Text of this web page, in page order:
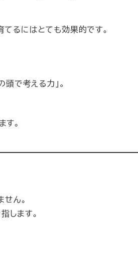
てるにはとても効果的です。
頭で考える力」。
。
せん。
します。